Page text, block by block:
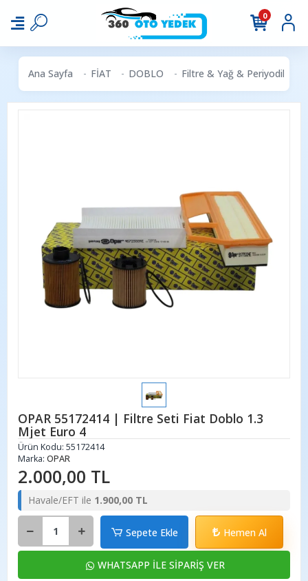
0
Ana Sayfa FİAT DOBLO Filtre & Yağ & Periyodik
OPAR 55172414 | Filtre Seti Fiat Doblo 1.3
Mjet Euro 4
Ürün Kodu: 55172414
Marka: OPAR
2.000,00 TL
Havale/EFT ile 1.900,00 TL
Sepete Ekle Hemen Al
WHATSAPP İLE SİPARİŞ VER